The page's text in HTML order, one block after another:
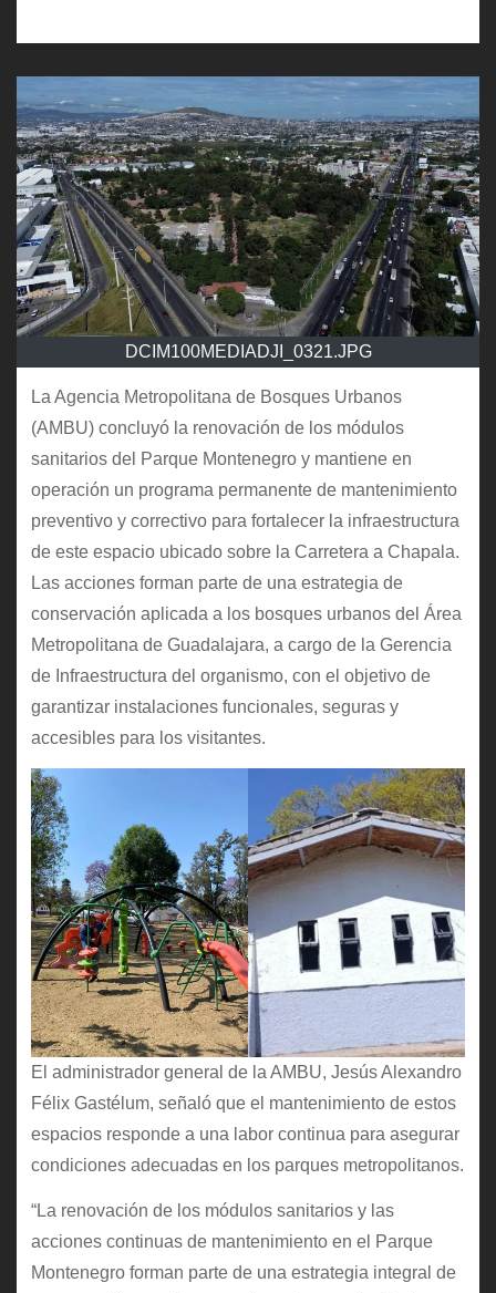
DCIM100MEDIADJI_0321.JPG
La Agencia Metropolitana de Bosques Urbanos
(AMBU) concluyó la renovación de los módulos
sanitarios del Parque Montenegro y mantiene en
operación un programa permanente de mantenimiento
preventivo y correctivo para fortalecer la infraestructura
de este espacio ubicado sobre la Carretera a Chapala.
Las acciones forman parte de una estrategia de
conservación aplicada a los bosques urbanos del Área
Metropolitana de Guadalajara, a cargo de la Gerencia
de Infraestructura del organismo, con el objetivo de
garantizar instalaciones funcionales, seguras y
accesibles para los visitantes.
El administrador general de la AMBU, Jesús Alexandro
Félix Gastélum, señaló que el mantenimiento de estos
espacios responde a una labor continua para asegurar
condiciones adecuadas en los parques metropolitanos.
“La renovación de los módulos sanitarios y las
acciones continuas de mantenimiento en el Parque
Montenegro forman parte de una estrategia integral de